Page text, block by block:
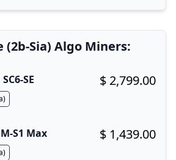
(2b-Sia) Algo Miners:
SE
Buy now!
$ 2,799.00
S1 Max
Buy now!
$ 1,439.00